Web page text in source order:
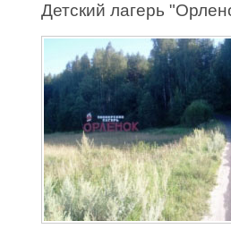
Детский лагерь